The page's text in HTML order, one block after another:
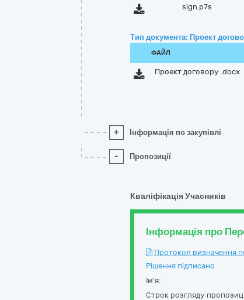
sign.p7s
Тип документа: Проект
ФАЙЛ
Проект договору .docx
+ Інформація по закупівлі
- Пропозиції
Кваліфікація Учасників
Інформація про
Протокол визначення
Рішення підписано
Ім'я:
Строк розгляду